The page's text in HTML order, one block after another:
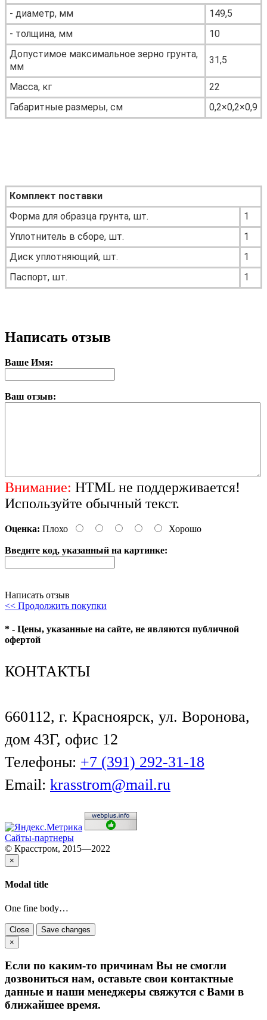
- диаметр, мм
149,5
- толщина, мм
10
Допустимое максимальное зерно грунта,
мм
31,5
Масса, кг
22
Габаритные размеры, см
0,2×0,2×0,9
Комплект поставки
Форма для образца грунта, шт.
1
Уплотнитель в сборе, шт.
1
Диск уплотняющий, шт.
1
Паспорт, шт.
1
Написать отзыв
Ваше Имя:
Ваш отзыв:
Внимание: HTML не поддерживается!
Используйте обычный текст.
Оценка: Плохо Хорошо
Введите код, указанный на картинке:
Написать отзыв
<< Продолжить покупки
* - Цены, указанные на сайте, не являются публичной
офертой
КОНТАКТЫ
660112, г. Красноярск, ул. Воронова,
дом 43Г, офис 12
Телефоны: +7 (391) 292-31-18
Email: krasstrom@mail.ru
Сайты-партнеры
© Красстром, 2015—2022
×
Modal title
One fine body…
Close
Save changes
×
Если по каким-то причинам Вы не смогли
дозвониться нам, оставьте свои контактные
данные и наши менеджеры свяжутся с Вами в
ближайшее время.